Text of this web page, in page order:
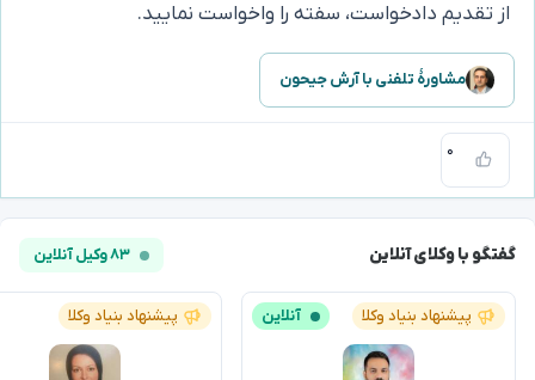
از تقدیم دادخواست، سفته را واخواست نمایید.
مشاورهٔ تلفنی با آرش جیحون
۰
گفتگو با وکلای آنلاین ۸۳ وکیل آنلاین
پیشنهاد بنیاد وکلا آنلاین پیشنهاد بنیاد وکلا